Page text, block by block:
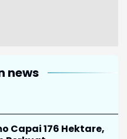
news
Capai 176 Hektare,